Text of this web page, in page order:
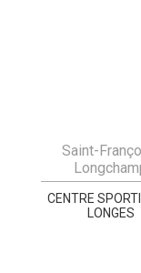
Saint-
CENTRE
LONGES